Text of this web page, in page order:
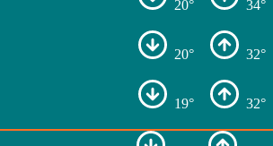
20° 34°
20° 32°
19° 32°